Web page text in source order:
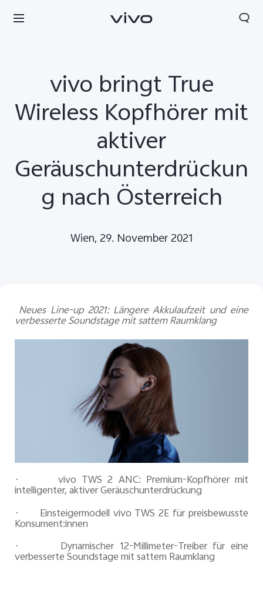
vivo bringt True
Wireless Kopfhörer mit
aktiver
Geräuschunterdrückun
g nach Österreich
Wien, 29. November 2021
Neues Line-up 2021: Längere Akkulaufzeit und eine
verbesserte Soundstage mit sattem Raumklang
· vivo TWS 2 ANC: Premium-Kopfhörer mit
intelligenter, aktiver Geräuschunterdrückung
·
Einsteigermodell vivo TWS 2E für preisbewusste
Konsument:innen
·
Dynamischer 12-Millimeter-Treiber für eine
verbesserte Soundstage mit sattem Raumklang